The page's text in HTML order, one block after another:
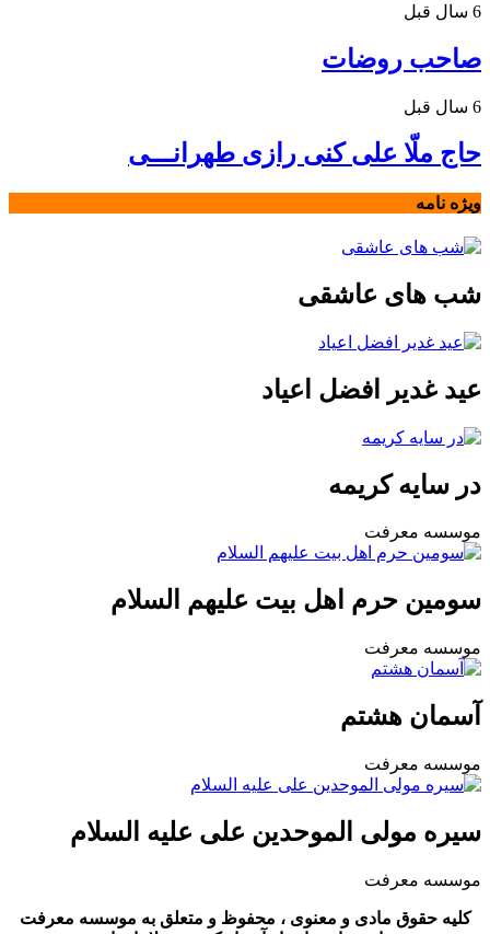
6 سال قبل
صاحب روضات
6 سال قبل
حاج ملّا علی کنی رازی طهرانـــی
ویژه نامه
شب های عاشقی
عید غدیر افضل اعیاد
در سایه کریمه
موسسه معرفت
سومین حرم اهل بیت علیهم السلام
موسسه معرفت
آسمان هشتم
موسسه معرفت
سیره مولی الموحدین علی علیه السلام
موسسه معرفت
کلیه حقوق مادی و معنوی ، محفوظ و متعلق به موسسه معرفت